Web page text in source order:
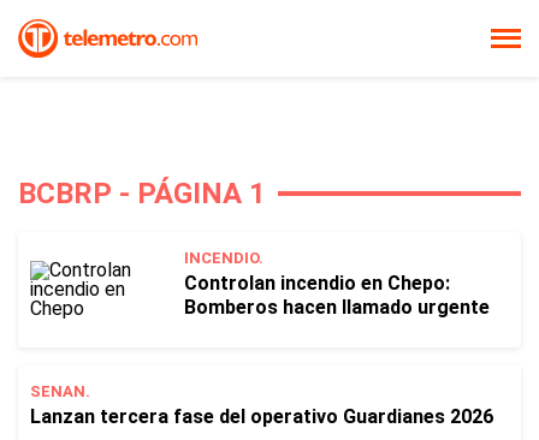
BCBRP - PÁGINA 1
INCENDIO.
Controlan incendio en Chepo:
Bomberos hacen llamado urgente
SENAN.
Lanzan tercera fase del operativo Guardianes 2026